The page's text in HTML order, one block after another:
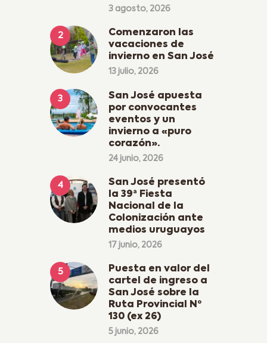
3 agosto, 2026
Comenzaron las
vacaciones de
invierno en San José
13 julio, 2026
San José apuesta
por convocantes
eventos y un
invierno a «puro
corazón».
24 junio, 2026
San José presentó
la 39ª Fiesta
Nacional de la
Colonización ante
medios uruguayos
17 junio, 2026
Puesta en valor del
cartel de ingreso a
San José sobre la
Ruta Provincial Nº
130 (ex 26)
5 junio, 2026